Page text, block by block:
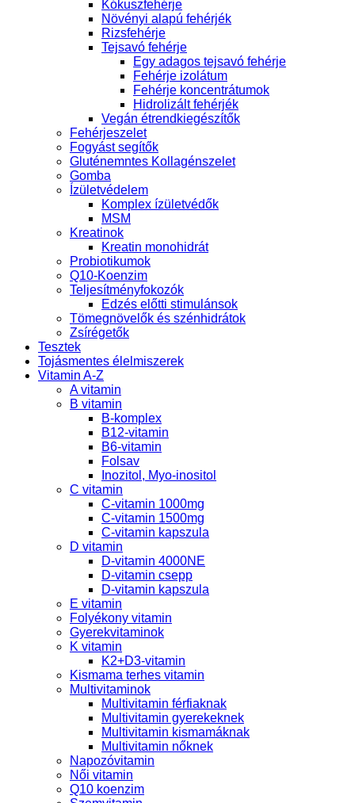
Kókuszfehérje
Növényi alapú fehérjék
Rizsfehérje
Tejsavó fehérje
Egy adagos tejsavó fehérje
Fehérje izolátum
Fehérje koncentrátumok
Hidrolizált fehérjék
Vegán étrendkiegészítők
Fehérjeszelet
Fogyást segítők
Gluténemntes Kollagénszelet
Gomba
Ízületvédelem
Komplex ízületvédők
MSM
Kreatinok
Kreatin monohidrát
Probiotikumok
Q10-Koenzim
Teljesítményfokozók
Edzés előtti stimulánsok
Tömegnövelők és szénhidrátok
Zsírégetők
Tesztek
Tojásmentes élelmiszerek
Vitamin A-Z
A vitamin
B vitamin
B-komplex
B12-vitamin
B6-vitamin
Folsav
Inozitol, Myo-inositol
C vitamin
C-vitamin 1000mg
C-vitamin 1500mg
C-vitamin kapszula
D vitamin
D-vitamin 4000NE
D-vitamin csepp
D-vitamin kapszula
E vitamin
Folyékony vitamin
Gyerekvitaminok
K vitamin
K2+D3-vitamin
Kismama terhes vitamin
Multivitaminok
Multivitamin férfiaknak
Multivitamin gyerekeknek
Multivitamin kismamáknak
Multivitamin nőknek
Napozóvitamin
Női vitamin
Q10 koenzim